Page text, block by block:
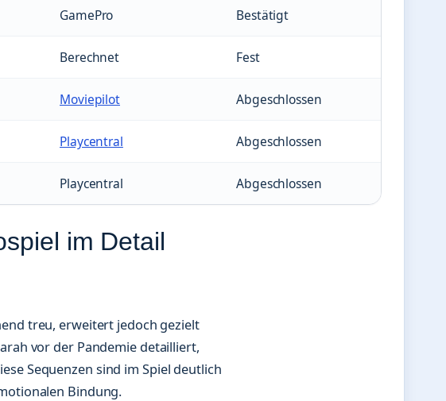
GamePro Bestätigt
Berechnet Fest
Moviepilot Abgeschlossen
Playcentral Abgeschlossen
Playcentral Abgeschlossen
im Detail
treu, erweitert jedoch gezielt
vor der Pandemie detailliert,
Sequenzen sind im Spiel deutlich
Bindung.